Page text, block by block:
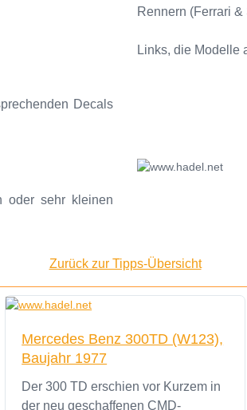
Rennern (Ferrari
Links, die Modelle
Decals
oder sehr kleinen
Zurück zur Tipps-Übersicht
Mercedes Benz 300TD (W123),
Baujahr 1977
Der 300 TD erschien vor Kurzem in
der neu geschaffenen CMD-